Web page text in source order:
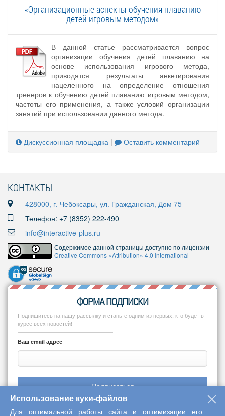
«Организационные аспекты обучения плаванию
детей игровым методом»
В данной статье рассматривается вопрос
организации обучения детей плаванию на
основе использования игрового метода,
приводятся результаты анкетирования
нацеленного на определение отношения
тренеров к обучению детей плаванию игровым методом,
частоты его применения, а также условий организации
занятий при использовании данного метода.
Дискуссионная площадка | Оставить комментарий
КОНТАКТЫ
428000, г. Чебоксары, ул. Гражданская, Дом 75
Телефон: +7 (8352) 222-490
info@interactive-plus.ru
Содержимое данной страницы доступно по лицензии
Creative Commons «Attribution» 4.0 International
ФОРМА ПОДПИСКИ
Подпишитесь на нашу рассылку и станьте одним из первых, кто будет в
курсе всех новостей!
Ваш email адрес
Подписаться
Использование куки-файлов
Для оптимальной работы сайта и оптимизации его